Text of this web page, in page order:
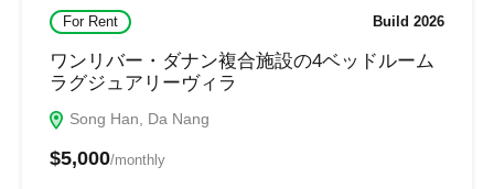
For Rent Build 2026
ワンリバー・ダナン複合施設の4ベッドルーム
ラグジュアリーヴィラ
Song Han, Da Nang
$5,000/monthly